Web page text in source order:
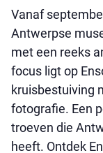
Vanaf
Antwerpse
met een reeks
focus ligt op
kruisbestuiving
fotografie. Een
troeven die
heeft. Ontdek